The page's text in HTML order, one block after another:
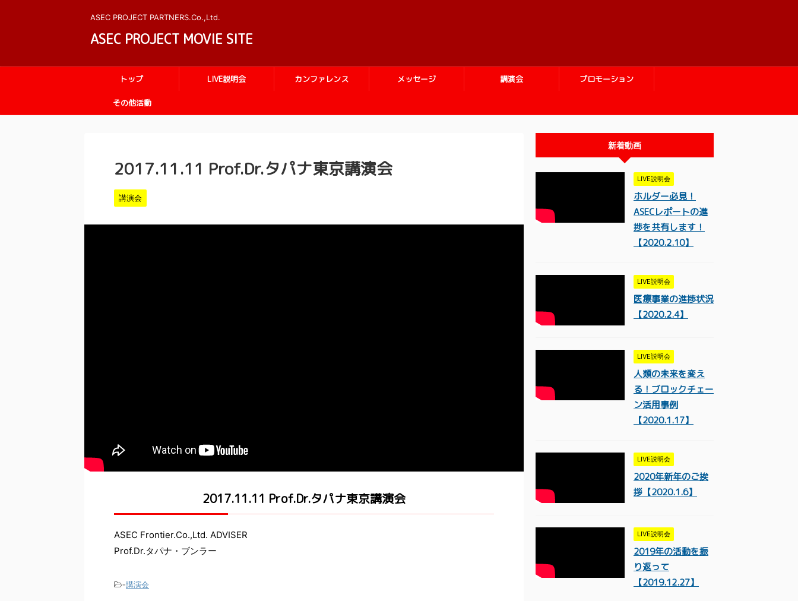
ASEC PROJECT PARTNERS.Co.,Ltd.
ASEC PROJECT MOVIE SITE
トップ LIVE説明会 カンファレンス メッセージ 講演会 プロモーション
その他活動
2017.11.11 Prof.Dr.タパナ東京講演会
講演会
2017.11.11 Prof.Dr.タパナ東京講演会
ASEC Frontier.Co.,Ltd. ADVISER
Prof.Dr.タパナ・ブンラー
-講演会
新着動画
LIVE説明会
ホルダー必見！
ASECレポートの進
捗を共有します！
【2020.2.10】
LIVE説明会
医療事業の進捗状況
【2020.2.4】
LIVE説明会
人類の未来を変え
る！ブロックチェー
ン活用事例
【2020.1.17】
LIVE説明会
2020年新年のご挨
拶【2020.1.6】
LIVE説明会
2019年の活動を振
り返って
【2019.12.27】